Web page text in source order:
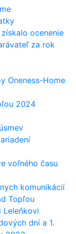
ocenenie
za rok
Oneness-Home
2024
voľného času
komunikácií
Topľou
Leleňkovi
dní a 1.